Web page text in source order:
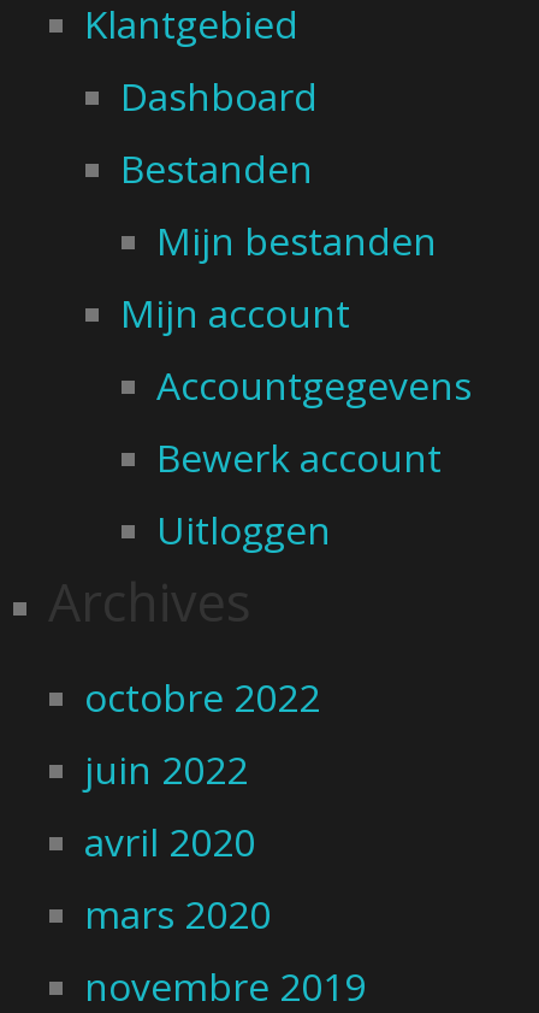
Klantgebied
Dashboard
Bestanden
Mijn bestanden
Mijn account
Accountgegevens
Bewerk account
Uitloggen
Archives
octobre 2022
juin 2022
avril 2020
mars 2020
novembre 2019